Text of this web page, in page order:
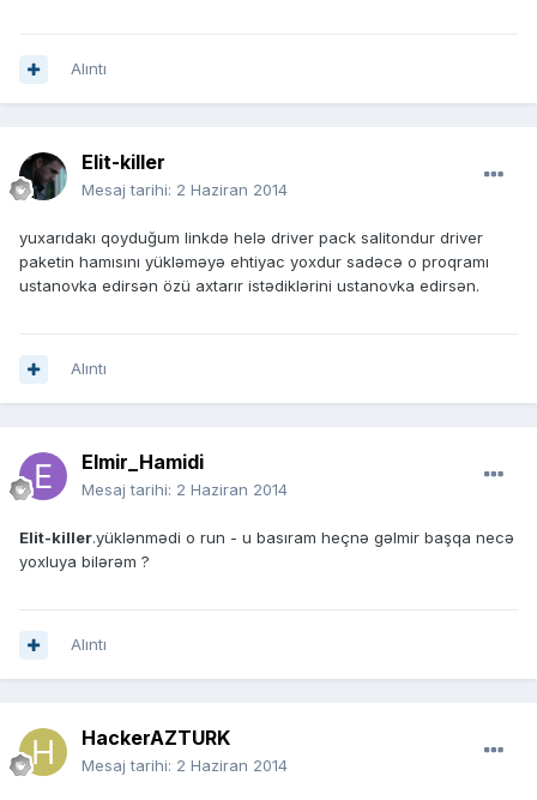
Alıntı
Elit-killer
Mesaj tarihi: 2 Haziran 2014
yuxarıdakı qoyduğum linkdə helə driver pack salitondur driver
paketin hamısını yükləməyə ehtiyac yoxdur sadəcə o proqramı
ustanovka edirsən özü axtarır istədiklərini ustanovka edirsən.
Alıntı
Elmir_Hamidi
Mesaj tarihi: 2 Haziran 2014
Elit-killer.yüklənmədi o run - u basıram heçnə gəlmir başqa necə
yoxluya bilərəm ?
Alıntı
HackerAZTURK
Mesaj tarihi: 2 Haziran 2014